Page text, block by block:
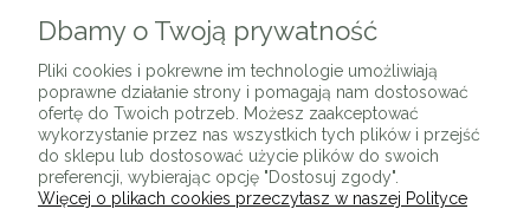
Dbamy o Twoją prywatność
Pliki cookies i pokrewne im technologie umożliwiają
poprawne działanie strony i pomagają nam dostosować
ofertę do Twoich potrzeb. Możesz zaakceptować
wykorzystanie przez nas wszystkich tych plików i przejść
do sklepu lub dostosować użycie plików do swoich
preferencji, wybierając opcję "Dostosuj zgody".
Więcej o plikach cookies przeczytasz w naszej Polityce